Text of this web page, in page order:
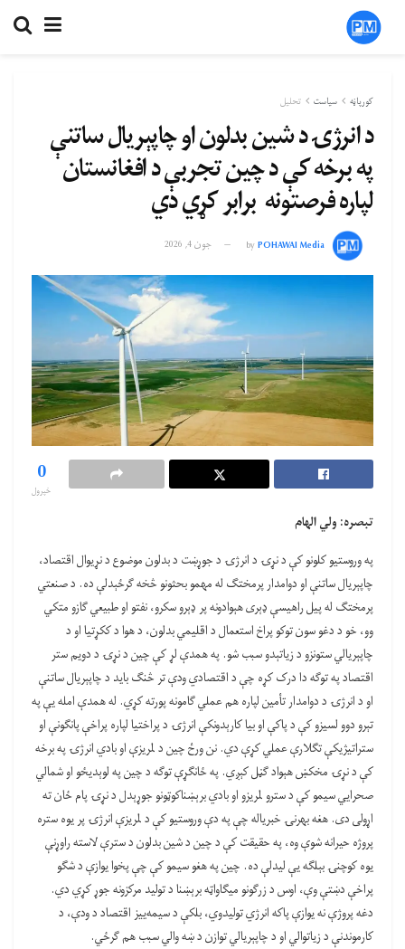
کورپاڼه سیاست تحلیل
د انرژۍ د شین بدلون او چاپېریال ساتنې
په برخه کې د چین تجربې د افغانستان
لپاره فرصتونه برابر کړي دي
byPOHAWAI Media جون 4, 2026
0
خپرول
تبصره: ولي الهام
په وروستيو کلونو کې د نړۍ د انرژۍ د جوړښت د بدلون موضوع د نړيوال اقتصاد،
چاپېريال ساتنې او دوامدار پرمختګ له مهمو بحثونو څخه ګرځېدلې ده. د صنعتي
پرمختګ له پيل راهيسې ډېری هېوادونه پر ډېرو سکرو، نفتو او طبيعي ګازو متکي
وو، خو د دغو سون توکو پراخ استعمال د اقليمي بدلون، د هوا د ککړتيا او د
چاپېريالي ستونزو د زياتېدو سبب شو. په همدې لړ کې چين د نړۍ د دويم ستر
اقتصاد په توګه دا درک کړه چې د اقتصادي ودې تر څنګ بايد د چاپېريال ساتنې
او د انرژۍ د دوامدار تأمين لپاره هم عملي ګامونه پورته کړي. له همدې امله يې په
تېرو دوو لسيزو کې د پاکې او بيا کارېدونکې انرژۍ د پراختيا لپاره پراخې پانګونې او
ستراتيژيکې تګلارې عملي کړې دي. نن ورځ چين د لمريزې او بادي انرژۍ په برخه
کې د نړۍ مخکښ هېواد ګڼل کېږي. په ځانګړې توګه د چين په لوېديځو او شمالي
صحرايي سيمو کې د سترو لمريزو او بادي برېښناکوټونو جوړېدل د نړۍ پام ځان ته
اړولی دی. هغه بهرنۍ خبرياله چې په دې وروستيو کې د لمريزې انرژۍ پر يوه ستره
پروژه حيرانه شوې وه، په حقيقت کې د چين د شين بدلون د سترې لاسته راوړنې
يوه کوچنۍ بېلګه يې ليدلې ده. چين په هغو سيمو کې چې پخوا يوازې د شګو
پراخې دښتې وې، اوس د زرګونو ميګاواټه برېښنا د توليد مرکزونه جوړ کړي دي.
دغه پروژې نه يوازې پاکه انرژي توليدوي، بلکې د سيمه‌ييز اقتصاد د ودې، د
کارموندنې د زياتوالي او د چاپېريالي توازن د ښه والي سبب هم ګرځي.